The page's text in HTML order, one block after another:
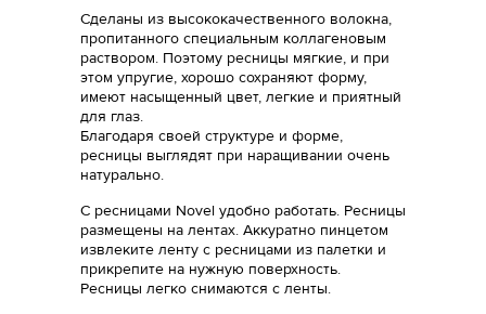
Сделаны из высококачественного волокна,
пропитанного специальным коллагеновым
раствором. Поэтому ресницы мягкие, и при
этом упругие, хорошо сохраняют форму,
имеют насыщенный цвет, легкие и приятный
для глаз.
Благодаря своей структуре и форме,
ресницы выглядят при наращивании очень
натурально.
С ресницами Novel удобно работать. Ресницы
размещены на лентах. Аккуратно пинцетом
извлеките ленту с ресницами из палетки и
прикрепите на нужную поверхность.
Ресницы легко снимаются с ленты.